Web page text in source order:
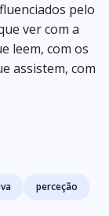
pelo
ver com a
leem, com os
assistem, com
perceção